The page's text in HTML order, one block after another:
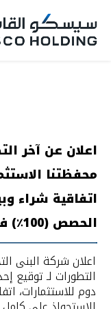
اعلان عن آخر
محفظتنا
اتفاقية شراء
الحصص (100٪) في شركة ترانسكورب
اعلان شركة البنى
التطورات لـ توقيع